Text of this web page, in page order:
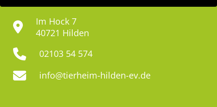
Im Hock 7
40721 Hilden
02103 54 574
info@tierheim-hilden-ev.de